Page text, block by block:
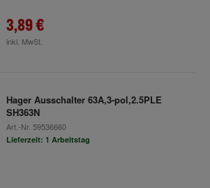
3,89 €
inkl. MwSt.
Hager Ausschalter 63A,3-pol,2.5PLE
SH363N
Art.-Nr. 59536660
Lieferzeit: 1 Arbeitstag